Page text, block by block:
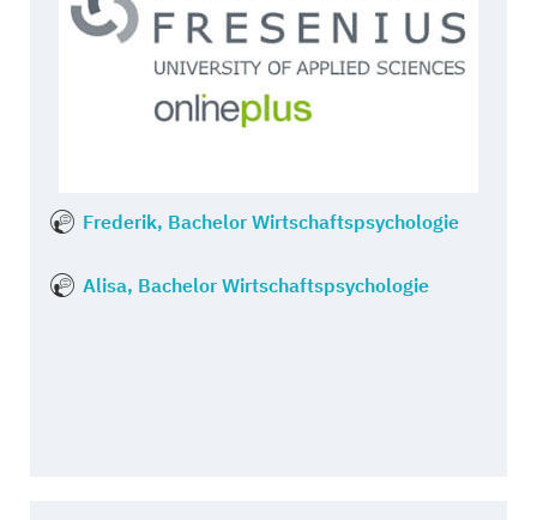
Frederik, Bachelor Wirtschaftspsychologie
Alisa, Bachelor Wirtschaftspsychologie